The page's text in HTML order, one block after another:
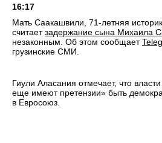
16:17
Мать Саакашвили, 71-летняя историк
считаетзадержание сына Михаила
незаконным. Об этом сообщает
грузинские СМИ.
Гиули Аласания отмечает, что
еще имеют претензии» быть
в Евросоюз.